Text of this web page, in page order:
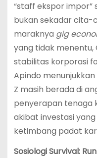
“staff ekspor impor”
bukan sekadar cita-
maraknya gig
yang tidak menentu,
stabilitas korporasi
Apindo
Z masih berada di
penyerapan tenaga
akibat investasi
ketimbang padat
Sosiologi Survival: